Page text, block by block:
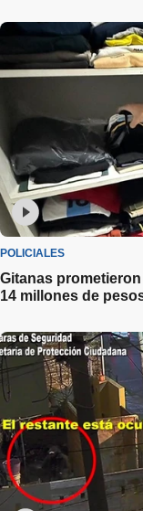
POLICIALES
Gitanas
14 millones de